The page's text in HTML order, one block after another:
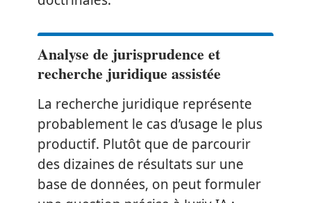
Analyse de jurisprudence et
recherche juridique assistée
La recherche juridique représente
probablement le cas d’usage le plus
productif. Plutôt que de parcourir
des dizaines de résultats sur une
base de données, on peut formuler